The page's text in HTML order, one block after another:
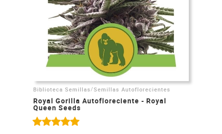
Biblioteca Semillas /Semillas Autoflorecientes
Royal Gorilla Autofloreciente - Royal
Queen Seeds